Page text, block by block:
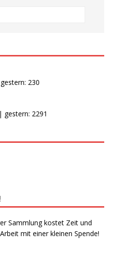
230
2291
Sammlung kostet Zeit und
mit einer kleinen Spende!